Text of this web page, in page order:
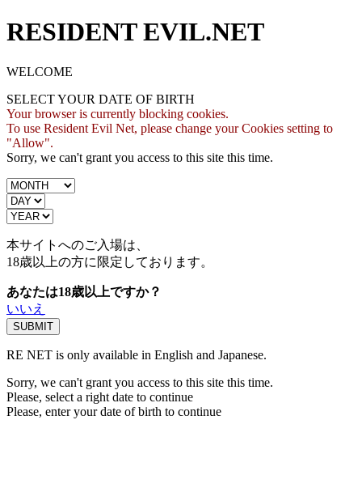
RESIDENT EVIL.NET
WELCOME
SELECT YOUR DATE OF BIRTH
Your browser is currently blocking cookies.
To use Resident Evil Net, please change your Cookies setting to
"Allow".
Sorry, we can't grant you access to this site this time.
本サイトへのご入場は、
18歳以上の方に限定しております。
あなたは18歳以上ですか？
いいえ
RE NET is only available in English and Japanese.
Sorry, we can't grant you access to this site this time.
Please, select a right date to continue
Please, enter your date of birth to continue